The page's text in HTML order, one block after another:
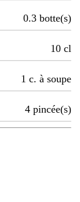
0.3 botte(s)
10 cl
1 c. à soupe
4 pincée(s)